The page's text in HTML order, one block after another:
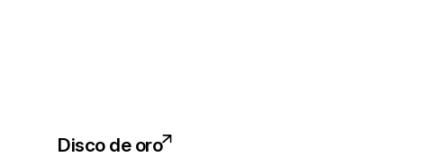
Disco de oro